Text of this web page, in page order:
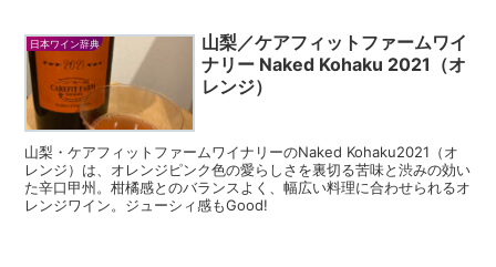
日本ワイン辞典
山梨／ケアフィットファームワイ
ナリー Naked Kohaku 2021（オ
レンジ）
山梨・ケアフィットファームワイナリーのNaked Kohaku2021（オ
レンジ）は、オレンジピンク色の愛らしさを裏切る苦味と渋みの効い
た辛口甲州。柑橘感とのバランスよく、幅広い料理に合わせられるオ
レンジワイン。ジューシィ感もGood!